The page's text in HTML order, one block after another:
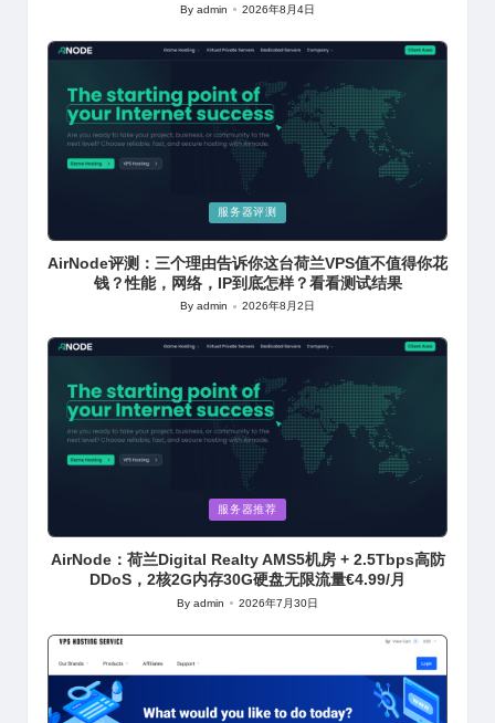
Posted
Byadmin 2026年8月4日
服务器评测
AirNode评测：三个理由告诉你这台荷兰VPS值不值得你花
钱？性能，网络，IP到底怎样？看看测试结果
Posted
Byadmin 2026年8月2日
服务器推荐
AirNode：荷兰Digital Realty AMS5机房 + 2.5Tbps高防
DDoS，2核2G内存30G硬盘无限流量€4.99/月
Posted
Byadmin 2026年7月30日